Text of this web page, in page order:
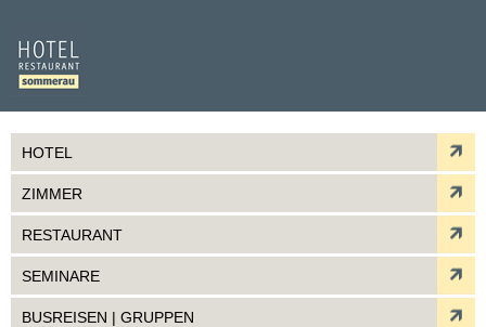
HOTEL
ZIMMER
RESTAURANT
SEMINARE
BUSREISEN | GRUPPEN